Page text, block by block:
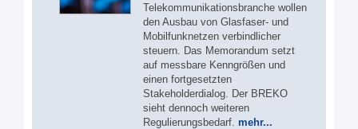
Telekommunikationsbranche wollen
den Ausbau von Glasfaser- und
Mobilfunknetzen verbindlicher
steuern. Das Memorandum setzt
auf messbare Kenngrößen und
einen fortgesetzten
Stakeholderdialog. Der BREKO
sieht dennoch weiteren
Regulierungsbedarf. mehr...